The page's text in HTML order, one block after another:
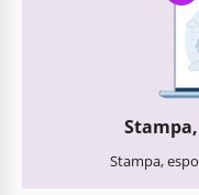
Stampa,